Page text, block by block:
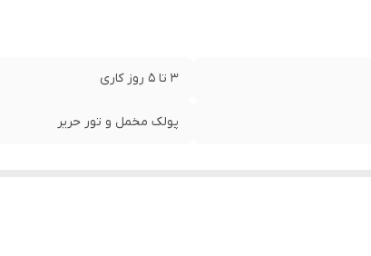
3 تا 5 روز کاری
پولک مخمل و تور حریر